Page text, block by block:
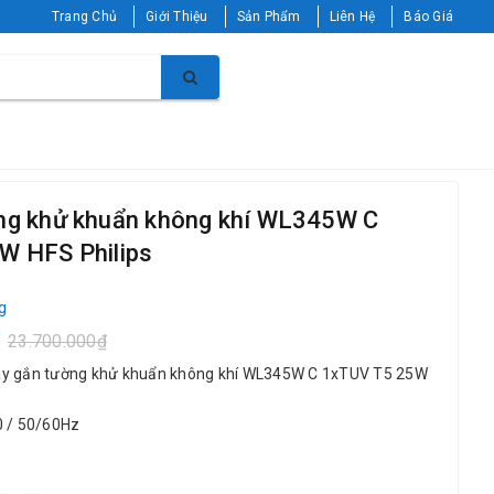
Trang Chủ Giới Thiệu Sản Phẩm Liên Hệ Báo Giá
khử khuẩn không khí WL345W C
HFS Philips
23.700.000₫
gắn tường khử khuẩn không khí WL345W C 1xTUV T5 25W
/ 50/60Hz